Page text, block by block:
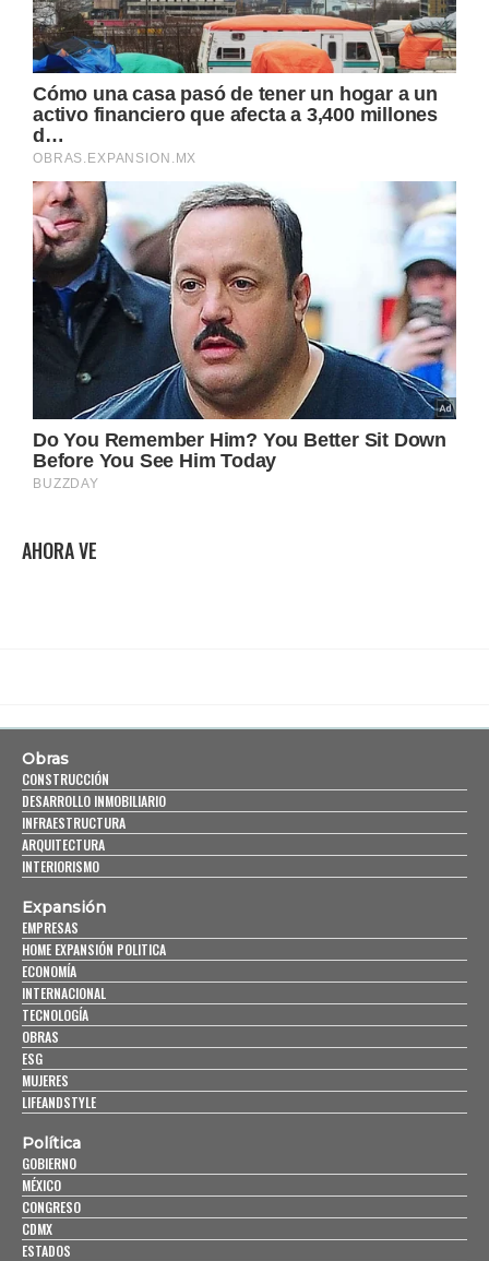
AHORA VE
Obras
CONSTRUCCIÓN
DESARROLLO INMOBILIARIO
INFRAESTRUCTURA
ARQUITECTURA
INTERIORISMO
Expansión
EMPRESAS
HOME EXPANSIÓN POLITICA
ECONOMÍA
INTERNACIONAL
TECNOLOGÍA
OBRAS
ESG
MUJERES
LIFEANDSTYLE
Política
GOBIERNO
MÉXICO
CONGRESO
CDMX
ESTADOS